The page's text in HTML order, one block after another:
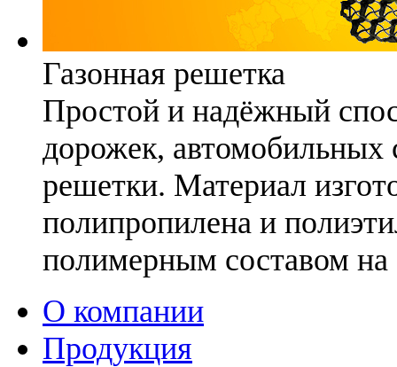
Газонная решетка
Простой и надёжный
дорожек, автомобильных
решетки. Материал
полипропилена и
полимерным составом на
О компании
Продукция